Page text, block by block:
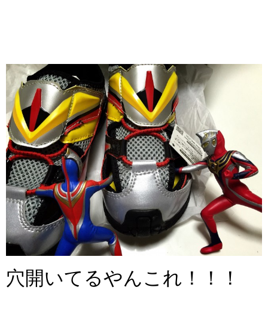
穴開いてるやんこれ！！！